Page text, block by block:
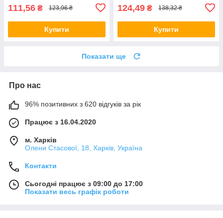
111,56 ₴ 123,96 ₴
Купити
124,49 ₴ 138,32 ₴
Купити
Показати ще
Про нас
96% позитивних з 620 відгуків за рік
Працює з 16.04.2020
м. Харків
Олени Стасової, 18, Харків, Україна
Контакти
Сьогодні працює з 09:00 до 17:00
Показати весь графік роботи